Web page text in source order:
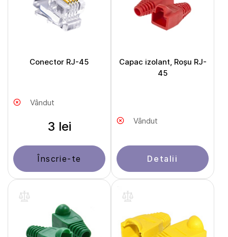
Conector RJ-45
Vândut
3 lei
Înscrie-te
Capac izolant, Roșu RJ-
45
Vândut
Detalii